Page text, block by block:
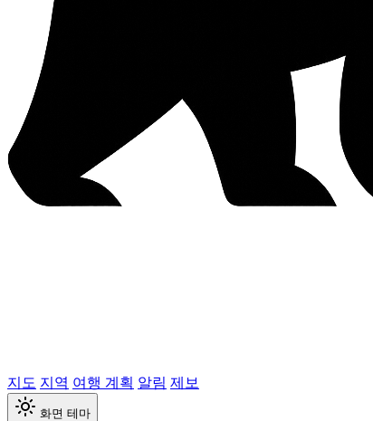
지도 지역 여행 계획 알림 제보
화면 테마